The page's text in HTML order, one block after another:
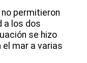
permitieron
a los dos
se hizo
mar a varias